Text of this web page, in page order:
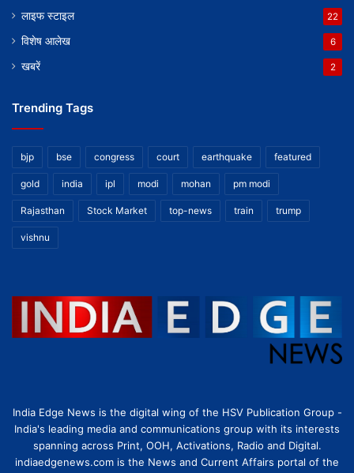
लाइफ स्टाइल 22
विशेष आलेख 6
खबरें 2
Trending Tags
bjp bse congress court earthquake featured
gold india ipl modi mohan pm modi
Rajasthan Stock Market top-news train trump
vishnu
India Edge News is the digital wing of the HSV Publication Group -
India's leading media and communications group with its interests
spanning across Print, OOH, Activations, Radio and Digital.
indiaedgenews.com is the News and Current Affairs portal of the